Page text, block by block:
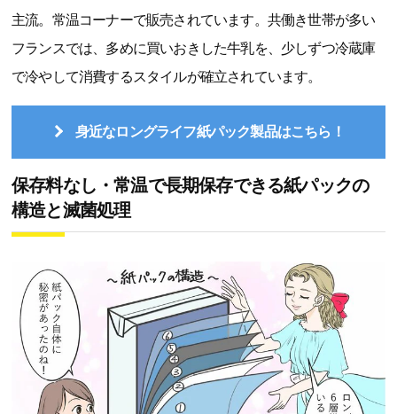
主流。常温コーナーで販売されています。共働き世帯が多い
フランスでは、多めに買いおきした牛乳を、少しずつ冷蔵庫
で冷やして消費するスタイルが確立されています。
身近なロングライフ紙パック製品はこちら！
保存料なし・常温で長期保存できる紙パックの
構造と滅菌処理